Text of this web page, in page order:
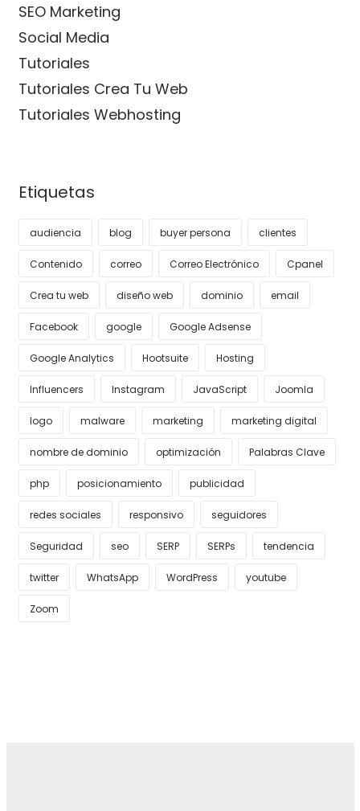
SEO Marketing
Social Media
Tutoriales
Tutoriales Crea Tu Web
Tutoriales Webhosting
Etiquetas
audiencia blog buyer persona clientes
Contenido correo Correo Electrónico Cpanel
Crea tu web diseño web dominio email
Facebook google Google Adsense
Google Analytics Hootsuite Hosting
Influencers Instagram JavaScript Joomla
logo malware marketing marketing digital
nombre de dominio optimización Palabras Clave
php posicionamiento publicidad
redes sociales responsivo seguidores
Seguridad seo SERP SERPs tendencia
twitter WhatsApp WordPress youtube
Zoom